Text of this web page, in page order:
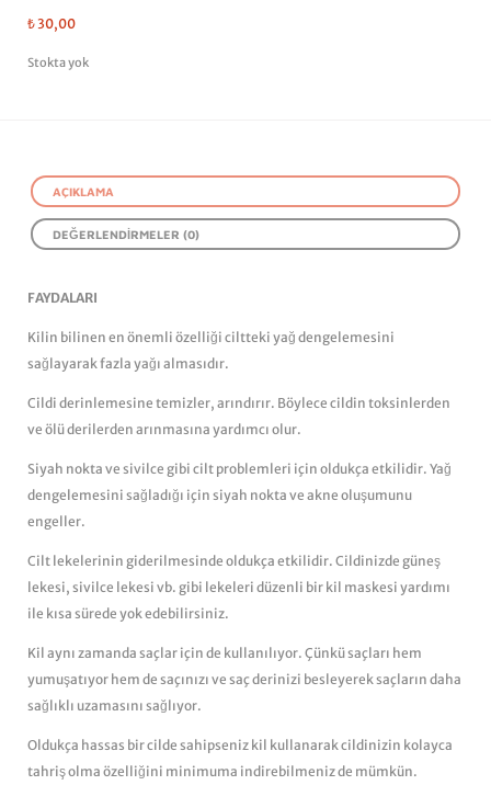
₺30,00
Stokta yok
AÇIKLAMA
DEĞERLENDIRMELER (0)
FAYDALARI
Kilin bilinen en önemli özelliği ciltteki yağ dengelemesini
sağlayarak fazla yağı almasıdır.
Cildi derinlemesine temizler, arındırır. Böylece cildin toksinlerden
ve ölü derilerden arınmasına yardımcı olur.
Siyah nokta ve sivilce gibi cilt problemleri için oldukça etkilidir. Yağ
dengelemesini sağladığı için siyah nokta ve akne oluşumunu
engeller.
Cilt lekelerinin giderilmesinde oldukça etkilidir. Cildinizde güneş
lekesi, sivilce lekesi vb. gibi lekeleri düzenli bir kil maskesi yardımı
ile kısa sürede yok edebilirsiniz.
Kil aynı zamanda saçlar için de kullanılıyor. Çünkü saçları hem
yumuşatıyor hem de saçınızı ve saç derinizi besleyerek saçların daha
sağlıklı uzamasını sağlıyor.
Oldukça hassas bir cilde sahipseniz kil kullanarak cildinizin kolayca
tahriş olma özelliğini minimuma indirebilmeniz de mümkün.